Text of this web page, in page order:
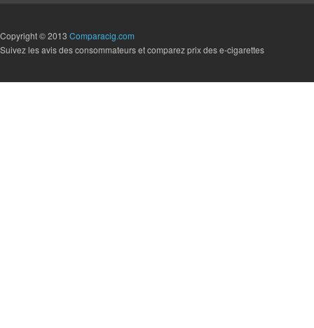
Copyright © 2013 Comparacig.com
Suivez les avis des consommateurs et comparez prix des e-cigarettes